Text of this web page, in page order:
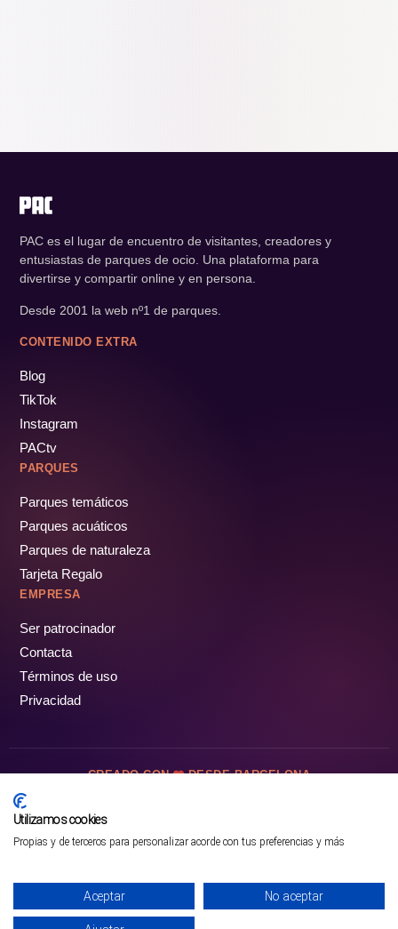
Mejor opción en SATOORDAY
PAC es el lugar de encuentro de visitantes, creadores y
entusiastas de parques de ocio. Una plataforma para
divertirse y compartir online y en persona.
Desde 2001 la web nº1 de parques.
CONTENIDO EXTRA
Blog
TikTok
Instagram
PACtv
PARQUES
Parques temáticos
Parques acuáticos
Parques de naturaleza
Tarjeta Regalo
EMPRESA
Ser patrocinador
Contacta
Términos de uso
Privacidad
CREADO CON DESDE BARCELONA
Utilizamos cookies
Propias y de terceros para personalizar acorde con tus preferencias y más
Aceptar No aceptar